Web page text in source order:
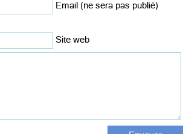
Email (ne sera pas publié)
Site web